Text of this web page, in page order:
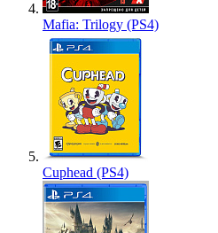
Mafia: Trilogy (PS4)
Cuphead (PS4)